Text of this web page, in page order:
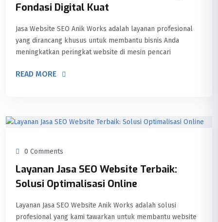
Fondasi Digital Kuat
Jasa Website SEO Anik Works adalah layanan profesional
yang dirancang khusus untuk membantu bisnis Anda
meningkatkan peringkat website di mesin pencari
READ MORE
0 Comments
Layanan Jasa SEO Website Terbaik:
Solusi Optimalisasi Online
Layanan Jasa SEO Website Anik Works adalah solusi
profesional yang kami tawarkan untuk membantu website